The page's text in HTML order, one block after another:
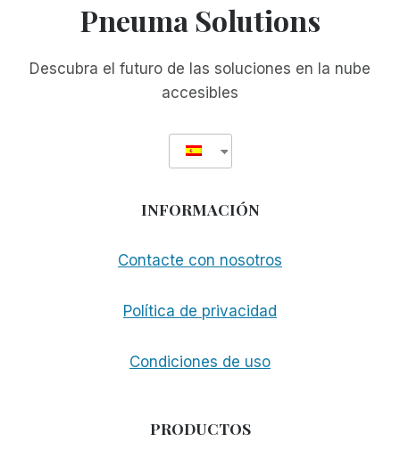
POR
ACTUAL
SOLUCIÓN
ESCRITORIO
ESTAR
BIEN
Pneuma Solutions
Descubra el futuro de las soluciones en la nube
accesibles
INFORMACIÓN
Contacte con nosotros
Política de privacidad
Condiciones de uso
PRODUCTOS